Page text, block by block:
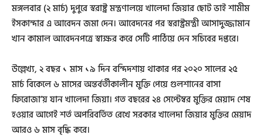
মঙ্গলবার (২ মার্চ) দুপুরে স্বরাষ্ট্র মন্ত্রণালয়ে খালেদা জিয়ার ছোট ভাই শামীম
ইসকান্দার এ আবেদন জমা দেন। আবেদনের পর স্বরাস্ট্রমন্ত্রী আসাদুজ্জামান
খান কামাল আবেদনপত্রে স্বাক্ষর করে সেটি পাঠিয়ে দেন সচিবের দপ্তরে।
উল্লেখ্য, ২ বছর ১ মাস ১৯ দিন বন্দিদশায় থাকার পর ২০২০ সালের ২৫
মার্চ বিকেলে ৬ মাসের অন্তর্বর্তীকালীন মুক্তি পেয়ে গুলশানের বাসা
ফিরোজা’য় যান খালেদা জিয়া। গত বছরের ২৪ সেপ্টেম্বর মুক্তির মেয়াদ শেষ
হওয়ার আগেই শর্ত অপরিবর্তিত রেখে সরকার খালেদা জিয়ার মুক্তির মেয়াদ
আরও ৬ মাস বৃদ্ধি করে।